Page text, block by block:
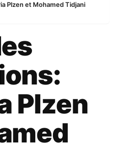
Plzen et Mohamed Tidjani
Plzen